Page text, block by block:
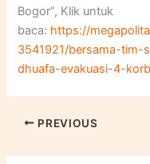
Bogor”, Klik untuk
baca: https://
3541921/bersama-
dhuafa-evakuasi-4-
PREVIOUS